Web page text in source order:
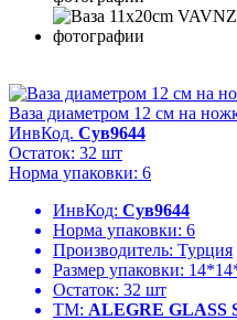
Ваза диаметром 12 см на
ИнвКод. Сув9644
Остаток: 32 шт
Норма упаковки: 6
ИнвКод: Сув9644
Норма упаковки: 6
Производитель: Турция
Размер упаковки:
Остаток: 32 шт
ТМ: ALEGRE GLASS